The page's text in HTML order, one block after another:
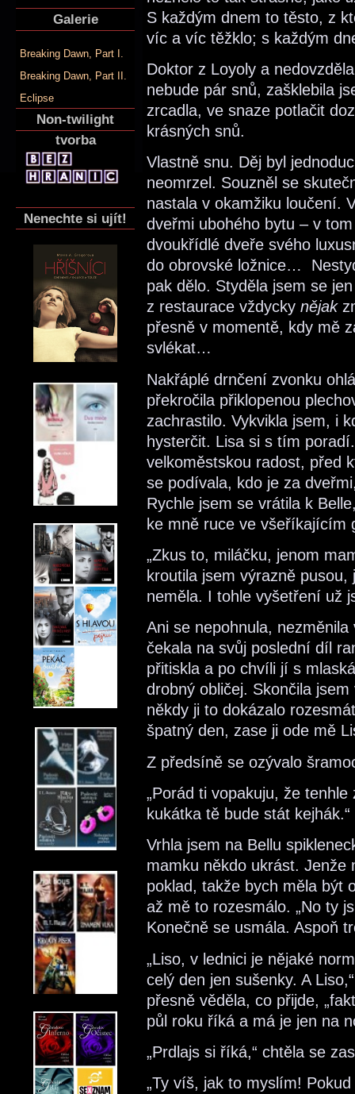
Galerie
Breaking Dawn, Part I.
Breaking Dawn, Part II.
Eclipse
Non-twilight
tvorba
Nenechte si ujít!
S každým dnem to těsto, z
víc a víc těžklo; s každým
Doktor z Loyoly a
nebude pár snů, zašklebila
zrcadla, ve snaze potlačit
krásných snů.
Vlastně snu. Děj byl
neomrzel. Souzněl se
nastala v okamžiku loučení.
dveřmi ubohého bytu – v
dvoukřídlé dveře svého
do obrovské ložnice…
pak dělo. Styděla jsem se
z restaurace vždycky nějak
přesně v momentě, kdy mě
svlékat…
Nakřáplé drnčení zvonku
překročila přiklopenou
zachrastilo. Vykvikla jsem, i
hysterčit. Lisa si s tím
velkoměstskou radost, před
se podívala, kdo je za
Rychle jsem se vrátila k
ke mně ruce ve všeříkajícím
„Zkus to, miláčku, jenom
kroutila jsem výrazně
neměla. I tohle vyšetření už
Ani se nepohnula,
čekala na svůj poslední díl
přitiskla a po chvíli jí s
drobný obličej. Skončila
někdy ji to dokázalo
špatný den, zase ji ode mě
Z předsíně se ozývalo
„Porád ti vopakuju, že
kukátka tě bude stát kejhák.“
Vrhla jsem na Bellu
mamku někdo ukrást. Jenže
poklad, takže bych měla být
až mě to rozesmálo. „No ty
Konečně se usmála. Aspoň
„Liso, v lednici je nějaké
celý den jen sušenky. A
přesně věděla, co přijde,
půl roku říká a má je jen na
„Prdlajs si říká,“ chtěla se
„Ty víš, jak to myslím!